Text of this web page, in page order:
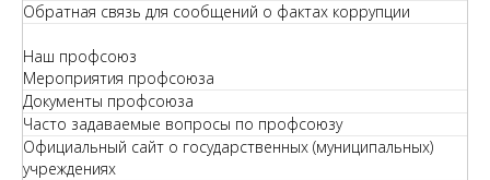
Обратная связь для сообщений о фактах коррупции
Наш профсоюз
Мероприятия профсоюза
Документы профсоюза
Часто задаваемые вопросы по профсоюзу
Официальный сайт о государственных (муниципальных)
учреждениях